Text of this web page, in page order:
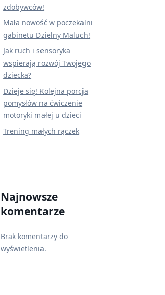
zdobywców!
Mała nowość w poczekalni
gabinetu Dzielny Maluch!
Jak ruch i sensoryka
wspierają rozwój Twojego
dziecka?
Dzieje się! Kolejna porcja
pomysłów na ćwiczenie
motoryki małej u dzieci
Trening małych rączek
Najnowsze
komentarze
Brak komentarzy do
wyświetlenia.